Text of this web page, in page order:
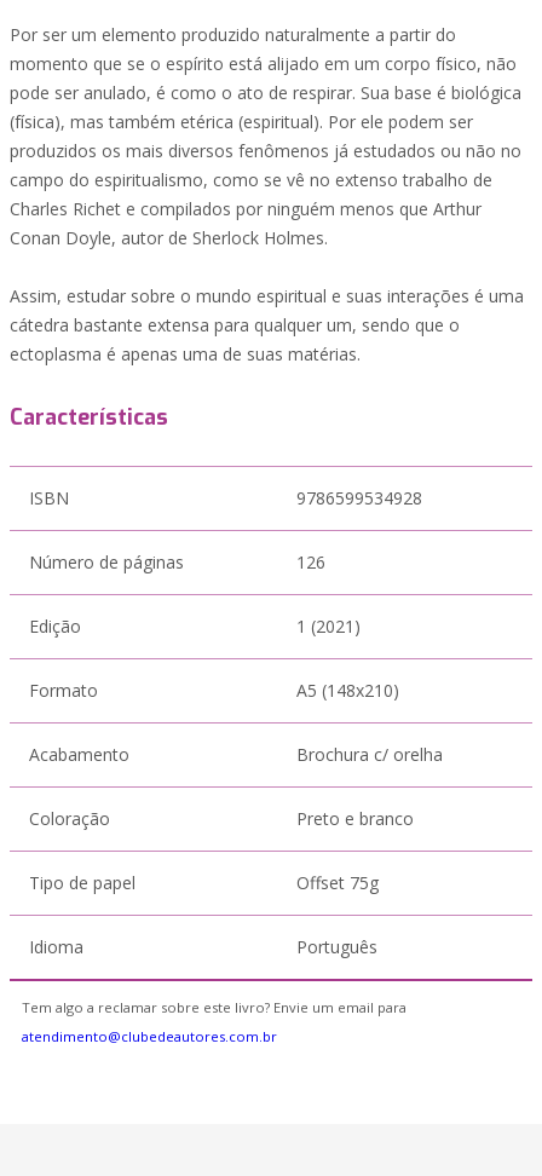
Por ser um elemento produzido naturalmente a partir do
momento que se o espírito está alijado em um corpo físico, não
pode ser anulado, é como o ato de respirar. Sua base é biológica
(física), mas também etérica (espiritual). Por ele podem ser
produzidos os mais diversos fenômenos já estudados ou não no
campo do espiritualismo, como se vê no extenso trabalho de
Charles Richet e compilados por ninguém menos que Arthur
Conan Doyle, autor de Sherlock Holmes.
Assim, estudar sobre o mundo espiritual e suas interações é uma
cátedra bastante extensa para qualquer um, sendo que o
ectoplasma é apenas uma de suas matérias.
Características
ISBN 9786599534928
Número de páginas 126
Edição 1 (2021)
Formato A5 (148x210)
Acabamento Brochura c/ orelha
Coloração Preto e branco
Tipo de papel Offset 75g
Idioma Português
Tem algo a reclamar sobre este livro? Envie um email para
atendimento@clubedeautores.com.br